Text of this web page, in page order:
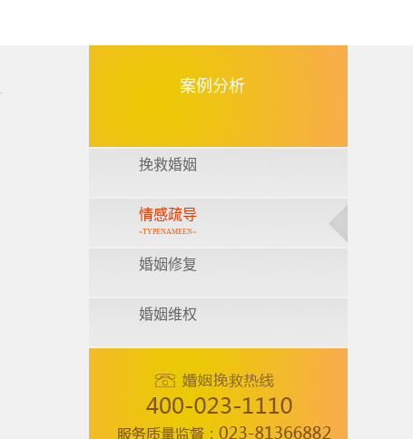
案例分析
挽救婚姻
情感疏导
~TYPENAMEEN~
婚姻修复
婚姻维权